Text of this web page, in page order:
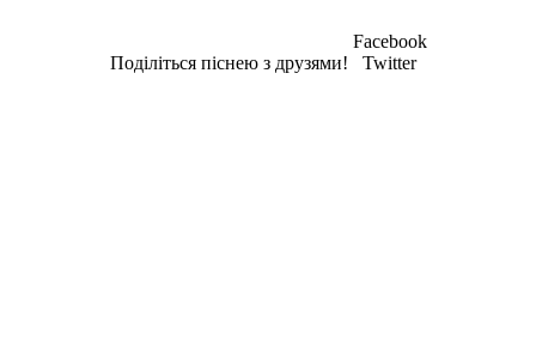
Поділіться піснею з друзями!
Facebook
Twitter